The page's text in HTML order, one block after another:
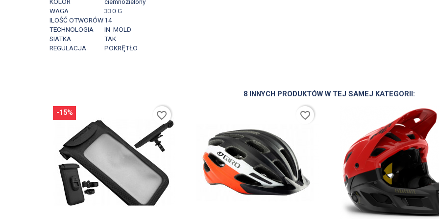
WAGA
330 G
ILOŚĆ OTWORÓW 14
TECHNOLOGIA
IN_MOLD
SIATKA
TAK
REGULACJA
POKRĘTŁO
8 INNYCH PRODUKTÓW W TEJ SAMEJ KATEGORII:
-15% favorite_border favorite_border